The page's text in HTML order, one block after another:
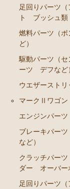
ブレーキパ
ト ホース
クラッチパ
ーズシリン
ステアリング
ツ ラックエ
燃料パーツ
ーゲージなど）
駆動パーツ（
シャフトブ
エアコン/ヒー
マークⅡ クレス
足回りパーツ
ト ブッシュ類
燃料パーツ（
ど）
駆動パーツ（
ーツ デフなど
ウエザーストリ
マークⅡワゴ
エンジンパー
ブレーキパー
など）
クラッチパー
ダー オーバー
足回りパーツ